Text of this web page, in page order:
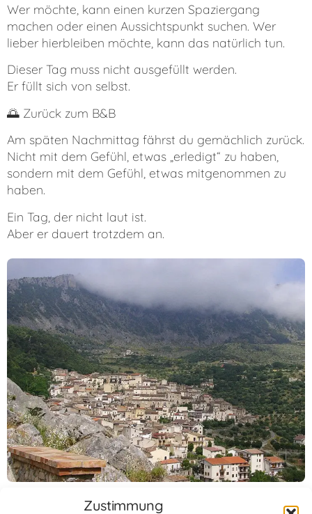
Zustimmung
Wer möchte, kann einen kurzen Spaziergang
machen oder einen Aussichtspunkt suchen. Wer
lieber hierbleiben möchte, kann das natürlich tun.
Dieser Tag muss nicht ausgefüllt werden.
Er füllt sich von selbst.
🌅 Zurück zum B&B
Am späten Nachmittag fährst du gemächlich zurück.
Nicht mit dem Gefühl, etwas „erledigt“ zu haben,
sondern mit dem Gefühl, etwas mitgenommen zu
haben.
Ein Tag, der nicht laut ist.
Aber er dauert trotzdem an.